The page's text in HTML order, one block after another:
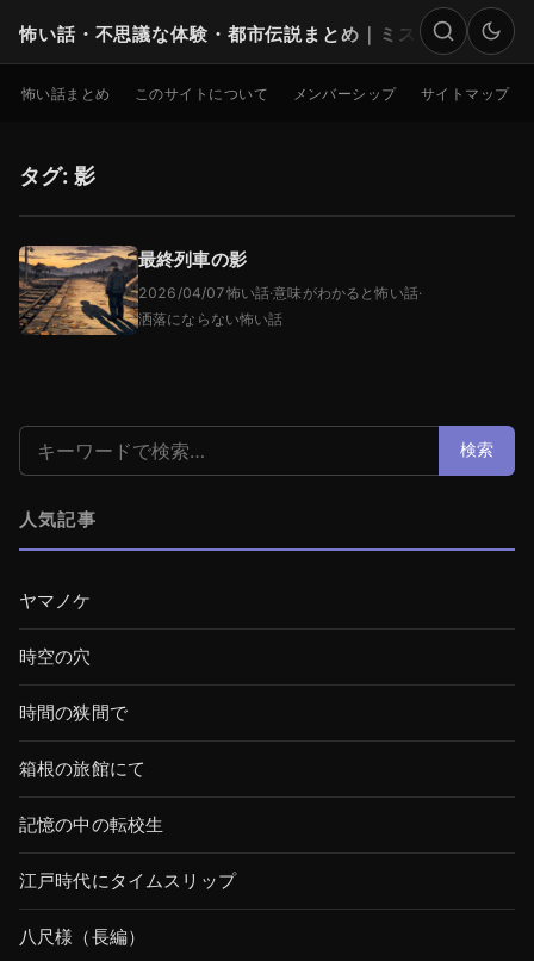
怖い話・不思議な体験・都市伝説まとめ｜ミステリー
検索
怖い話まとめ このサイトについて メンバーシップ サイトマップ
タグ: 影
最終列車の影
2026/04/07怖い話·意味がわかると怖い話·
洒落にならない怖い話
検索: 検索
人気記事
ヤマノケ
時空の穴
時間の狭間で
箱根の旅館にて
記憶の中の転校生
江戸時代にタイムスリップ
八尺様（長編）